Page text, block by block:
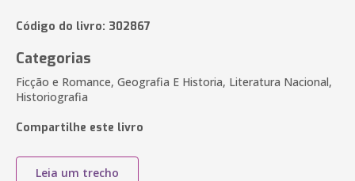
Código do livro: 302867
Categorias
Ficção e Romance, Geografia E Historia, Literatura Nacional,
Historiografia
Compartilhe este livro
Leia um trecho